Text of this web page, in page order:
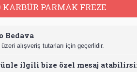
KARBÜR PARMAK FREZE
Bedava
alışveriş tutarları için geçerlidir.
ilgili bize özel mesaj